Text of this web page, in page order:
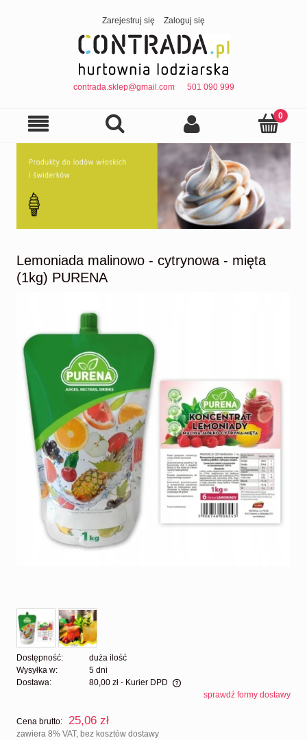
Zarejestruj się Zaloguj się
contrada.sklep@gmail.com 501 090 999
Lemoniada malinowo - cytrynowa - mięta
(1kg) PURENA
Dostępność:
duża ilość
Wysyłka w:
5 dni
Dostawa:
80,00 zł - Kurier DPD
Cena nie zawiera ewentualnych kosztów płatnościsprawdź formy dostawy
Cena brutto: 25,06 zł
zawiera 8% VAT, bez kosztów dostawy